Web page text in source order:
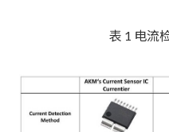
表 1 电流